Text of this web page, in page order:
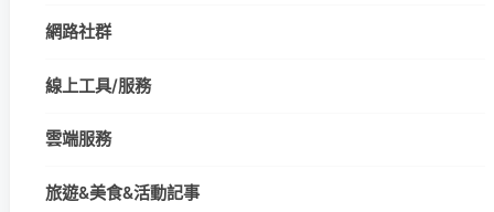
網路社群
線上工具/服務
雲端服務
旅遊&美食&活動記事